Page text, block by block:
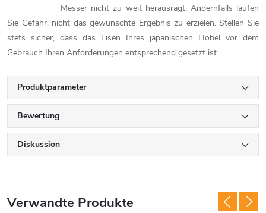
Messer nicht zu weit herausragt. Andernfalls laufen
Sie Gefahr, nicht das gewünschte Ergebnis zu erzielen. Stellen Sie
stets sicher, dass das Eisen Ihres japanischen Hobel vor dem
Gebrauch Ihren Anforderungen entsprechend gesetzt ist.
Produktparameter
Bewertung
Diskussion
Verwandte Produkte